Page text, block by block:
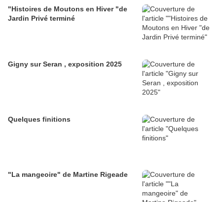
"Histoires de Moutons en Hiver "de
Jardin Privé terminé
Gigny sur Seran , exposition 2025
Quelques finitions
"La mangeoire" de Martine Rigeade